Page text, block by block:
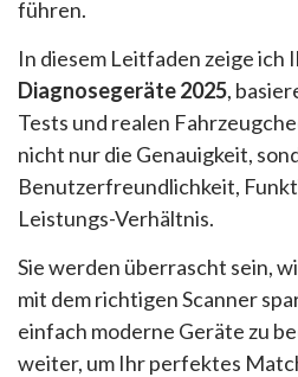
führen.
In diesem Leitfaden zeige ich
Diagnosegeräte 2025,
Tests und realen
nicht nur die Genauigkeit,
Benutzerfreundlichkeit,
Leistungs-Verhältnis.
Sie werden überrascht sein,
mit dem richtigen Scanner
einfach moderne Geräte zu
weiter, um Ihr perfektes